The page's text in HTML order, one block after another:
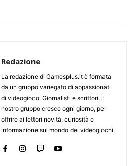
Redazione
La redazione di Gamesplus.it è formata
da un gruppo variegato di appassionati
di videogioco. Giornalisti e scrittori, il
nostro gruppo cresce ogni giorno, per
offrire ai lettori novità, curiosità e
informazione sul mondo dei videogiochi.